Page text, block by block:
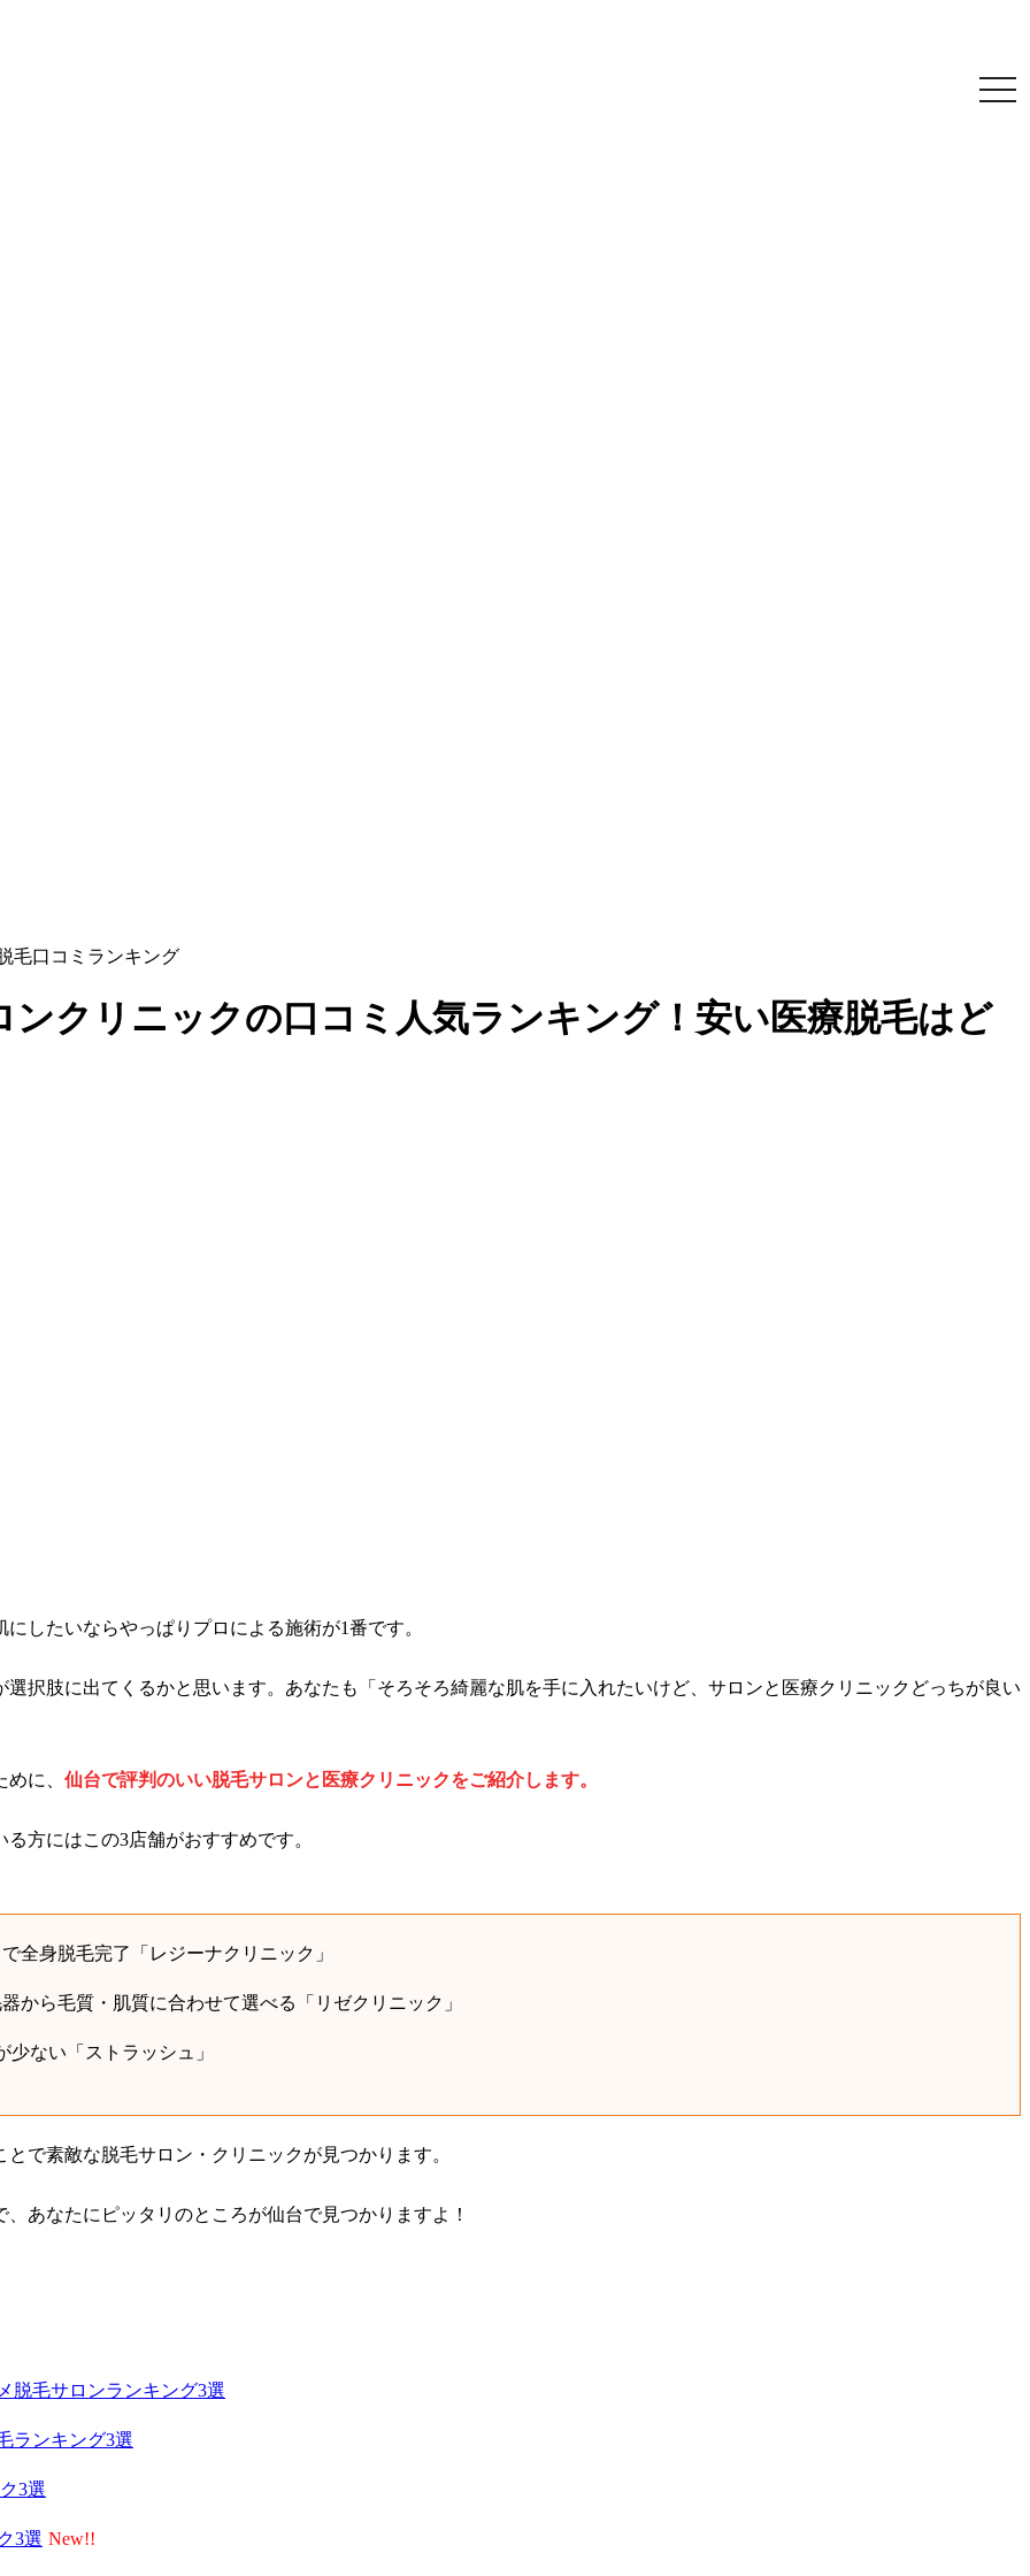
毛口コミランキング
ンクリニックの口コミ人気ランキング！安い医療脱毛はど
したいならやっぱりプロによる施術が1番です。
択肢に出てくるかと思います。あなたも「そろそろ綺麗な肌を手に入れたいけど、サロンと医療クリニックどっちが良い
に、 仙台で評判のいい脱毛サロンと医療クリニックをご紹介します。
方にはこの3店舗がおすすめです。
全身脱毛完了「 レジーナクリニック 」
から毛質・肌質に合わせて選べる「 リゼクリニック 」
少ない「 ストラッシュ 」
で素敵な脱毛サロン・クリニックが見つかります。
あなたにピッタリのところが仙台で見つかりますよ！
脱毛サロンランキング3選
ランキング3選
3選
3選